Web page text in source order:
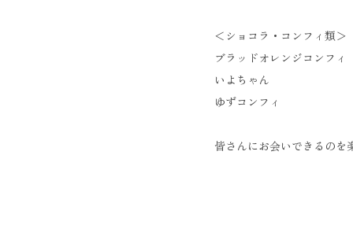
＜ショコラ・コンフィ類＞
ブラッドオレンジコンフィ
いよちゃん
ゆずコンフィ
皆さんにお会いできるのを